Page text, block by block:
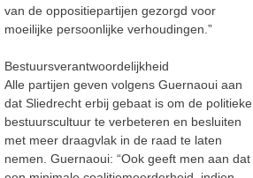
van de oppositiepartijen gezorgd voor
moeilijke persoonlijke verhoudingen.”
Bestuursverantwoordelijkheid
Alle partijen geven volgens Guernaoui aan
dat Sliedrecht erbij gebaat is om de politieke
bestuurscultuur te verbeteren en besluiten
met meer draagvlak in de raad te laten
nemen. Guernaoui: “Ook geeft men aan dat